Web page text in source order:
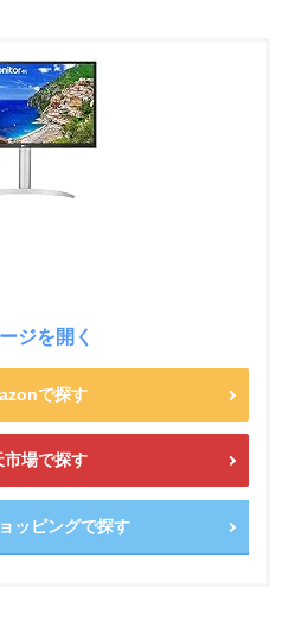
ジを開く
で探す
市場で探す
ッピングで探す